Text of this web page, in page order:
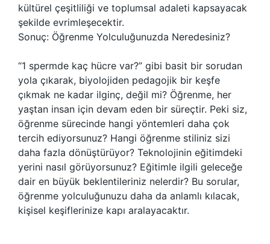
kültürel çeşitliliği ve toplumsal adaleti kapsayacak
şekilde evrimleşecektir.
Sonuç: Öğrenme Yolculuğunuzda Neredesiniz?
“1 spermde kaç hücre var?” gibi basit bir sorudan
yola çıkarak, biyolojiden pedagojik bir keşfe
çıkmak ne kadar ilginç, değil mi? Öğrenme, her
yaştan insan için devam eden bir süreçtir. Peki siz,
öğrenme sürecinde hangi yöntemleri daha çok
tercih ediyorsunuz? Hangi öğrenme stiliniz sizi
daha fazla dönüştürüyor? Teknolojinin eğitimdeki
yerini nasıl görüyorsunuz? Eğitimle ilgili geleceğe
dair en büyük beklentileriniz nelerdir? Bu sorular,
öğrenme yolculuğunuzu daha da anlamlı kılacak,
kişisel keşiflerinize kapı aralayacaktır.